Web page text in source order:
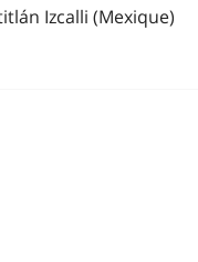
Izcalli (Mexique)